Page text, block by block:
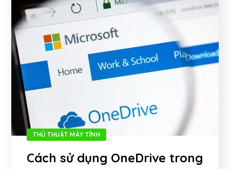
THỦ THUẬT MÁY TÍNH
Cách sử dụng OneDrive trong